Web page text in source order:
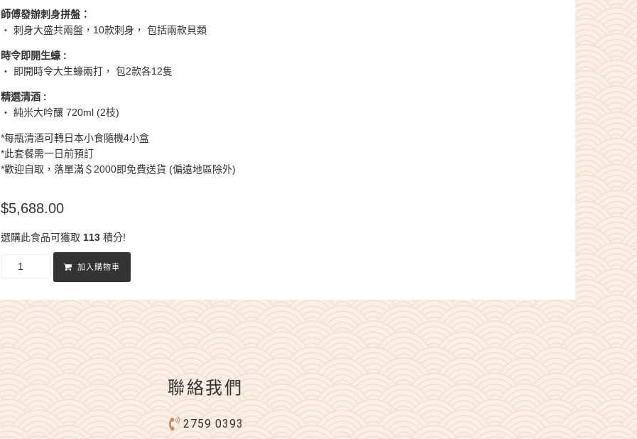
師傅發辦刺身拼盤：
・ 刺身大盛共兩盤，10款刺身， 包括兩款貝類
時令即開生蠔 :
・ 即開時令大生蠔兩打， 包2款各12隻
精選清酒 :
・ 純米大吟釀 720ml (2枝)
*每瓶清酒可轉日本小食隨機4小盒
*此套餐需一日前預訂
*歡迎自取，落單滿＄2000即免費送貨 (偏遠地區除外)
$5,688.00
選購此食品可獲取 113 積分!
加入購物車
聯絡我們
2759 0393